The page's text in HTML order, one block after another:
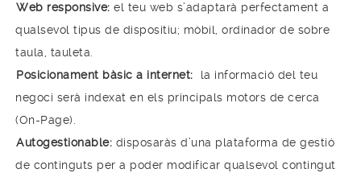
Web responsive: el teu web s’adaptarà perfectament a
qualsevol tipus de dispositiu; mòbil, ordinador de sobre
taula, tauleta.
Posicionament bàsic a internet: la informació del teu
negoci serà indexat en els principals motors de cerca
(On-Page).
Autogestionable: disposaràs d’una plataforma de gestió
de continguts per a poder modificar qualsevol contingut